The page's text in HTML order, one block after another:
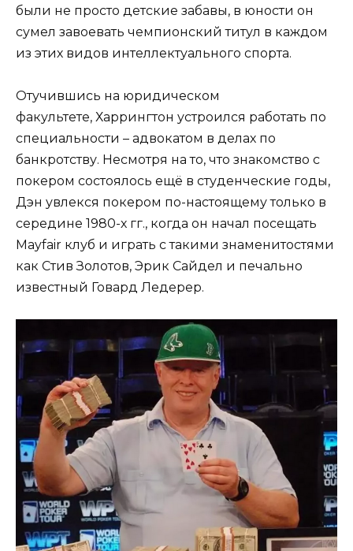
были не просто детские забавы, в юности он
сумел завоевать чемпионский титул в каждом
из этих видов интеллектуального спорта.
Отучившись на юридическом
факультете, Харрингтон устроился работать по
специальности – адвокатом в делах по
банкротству. Несмотря на то, что знакомство с
покером состоялось ещё в студенческие годы,
Дэн увлекся покером по-настоящему только в
середине 1980-х гг., когда он начал посещать
Mayfair клуб и играть с такими знаменитостями
как Стив Золотов, Эрик Сайдел и печально
известный Говард Ледерер.